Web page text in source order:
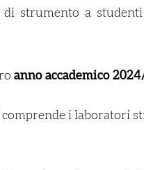
strumento a studenti
anno accademico
comprende i laboratori